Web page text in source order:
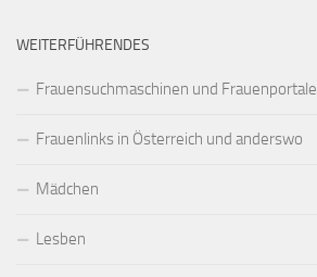
WEITERFÜHRENDES
Frauensuchmaschinen und Frauenportale
Frauenlinks in Österreich und anderswo
Mädchen
Lesben